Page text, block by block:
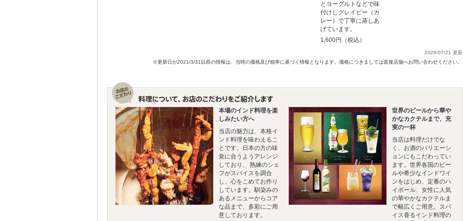
とヨーグルトなどで味
付けしグレイビー（カ
レー）で丁寧に蒸しあ
げています。
1,600円（税込）
2026/07/21 更新
※更新日が2021/3/31以前の情報は、当時の価格及び税率に基づく情報となります。価格につきましては直接店舗へお問い合わせください。
本場のインド料理を楽
しみたい方へ
当店の魅力は、本格イ
ンド料理を味わえるこ
とです。日本の方の味
覚に合うようアレンジ
しており、 熟練のシェ
フがスパイスを調合
し、心をこめてお作り
しています。馴染みの
あるメニューからコア
な品まで、多彩にご用
意しております。
世界のビールから華や
かなカクテルまで、充
実の一杯
当店は料理だけでな
く、お酒のバリエーシ
ョンにもこだわってい
ます。世界各国のビー
ルや希少なインドワイ
ンをはじめ、定番のハ
イボール、女性に人気
の華やかなカクテルま
で幅広くご用意。スパ
イス香るインド料理の